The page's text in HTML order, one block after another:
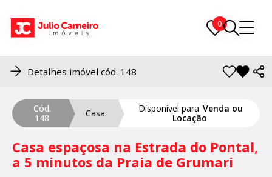
0
0
Detalhes imóvel cód. 148
Cód.
148
Casa Disponível para Venda ou
Locação
Casa espaçosa na Estrada do Pontal,
a 5 minutos da Praia de Grumari